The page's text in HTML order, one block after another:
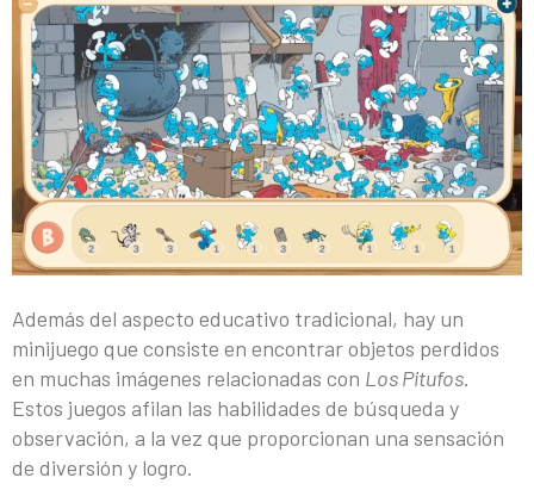
Además del aspecto educativo tradicional, hay un
minijuego que consiste en encontrar objetos perdidos
en muchas imágenes relacionadas con Los Pitufos.
Estos juegos afilan las habilidades de búsqueda y
observación, a la vez que proporcionan una sensación
de diversión y logro.